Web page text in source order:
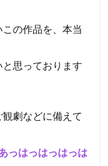
の作品を、本当
思っております
劇などに備えて
っはっはっはっは